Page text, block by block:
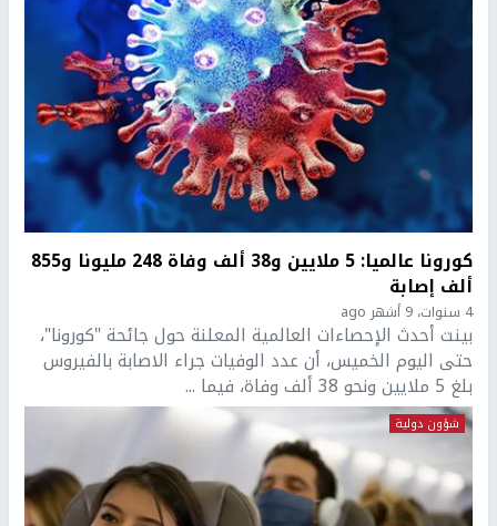
كورونا عالميا: 5 ملايين و38 ألف وفاة 248 مليونا و855
ألف إصابة
4 سنوات، 9 أشهر ago
بينت أحدث الإحصاءات العالمية المعلنة حول جائحة "كورونا"،
حتى اليوم الخميس، أن عدد الوفيات جراء الاصابة بالفيروس
بلغ 5 ملايين ونحو 38 ألف وفاة، فيما ...
شؤون دولية